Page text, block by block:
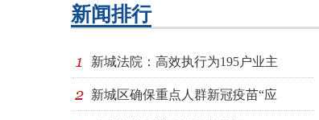
新闻排行
新城法院：高效执行为195户业主
新城区确保重点人群新冠疫苗“应